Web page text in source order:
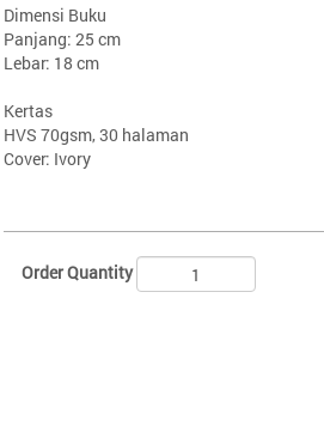
Dimensi Buku
Panjang: 25 cm
Lebar: 18 cm
Kertas
HVS 70gsm, 30 halaman
Cover: Ivory
Order Quantity